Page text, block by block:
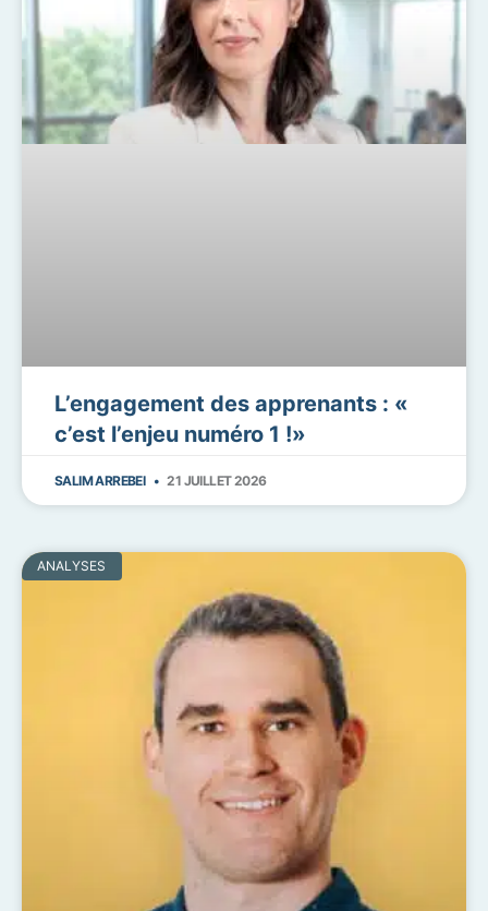
L’engagement des apprenants : «
c’est l’enjeu numéro 1 !»
SALIM ARREBEI 21 JUILLET 2026
ANALYSES